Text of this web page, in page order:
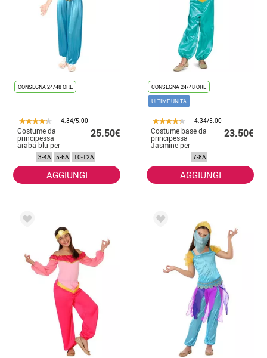
CONSEGNA 24/48 ORE
4.34/5.00
Costume da
principessa
araba blu per
bambina
25.50€
3-4A 5-6A 10-12A
AGGIUNGI
CONSEGNA 24/48 ORE
ULTIME UNITÀ
4.34/5.00
Costume base da
principessa
Jasmine per
23.50€
7-8A
AGGIUNGI